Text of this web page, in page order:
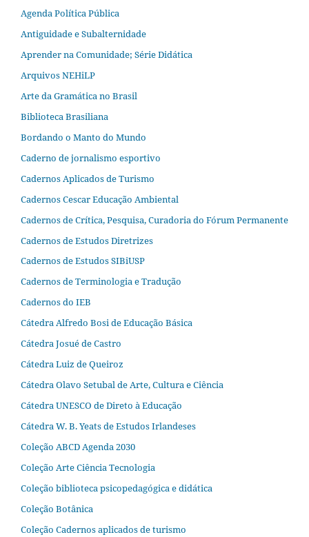
Agenda Política Pública
Antiguidade e Subalternidade
Aprender na Comunidade; Série Didática
Arquivos NEHiLP
Arte da Gramática no Brasil
Biblioteca Brasiliana
Bordando o Manto do Mundo
Caderno de jornalismo esportivo
Cadernos Aplicados de Turismo
Cadernos Cescar Educação Ambiental
Cadernos de Crítica, Pesquisa, Curadoria do Fórum Permanente
Cadernos de Estudos Diretrizes
Cadernos de Estudos SIBiUSP
Cadernos de Terminologia e Tradução
Cadernos do IEB
Cátedra Alfredo Bosi de Educação Básica
Cátedra Josué de Castro
Cátedra Luiz de Queiroz
Cátedra Olavo Setubal de Arte, Cultura e Ciência
Cátedra UNESCO de Direto à Educação
Cátedra W. B. Yeats de Estudos Irlandeses
Coleção ABCD Agenda 2030
Coleção Arte Ciência Tecnologia
Coleção biblioteca psicopedagógica e didática
Coleção Botânica
Coleção Cadernos aplicados de turismo